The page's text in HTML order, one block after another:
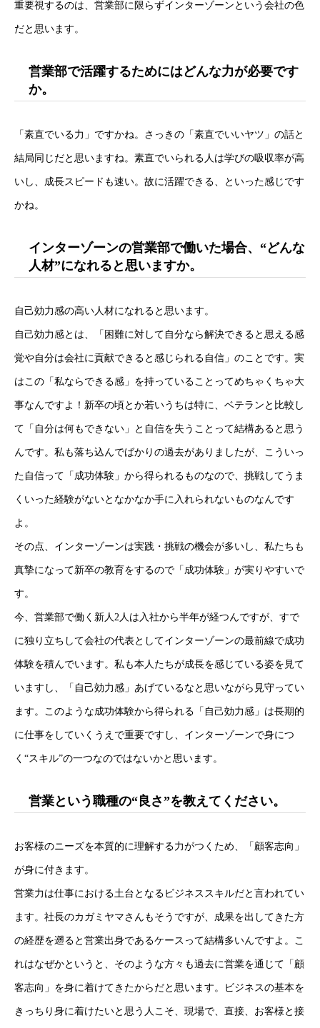
重要視するのは、営業部に限らずインターゾーンという会社の色
だと思います。
営業部で活躍するためにはどんな力が必要です
か。
「素直でいる力」ですかね。さっきの「素直でいいヤツ」の話と
結局同じだと思いますね。素直でいられる人は学びの吸収率が高
いし、成長スピードも速い。故に活躍できる、といった感じです
かね。
インターゾーンの営業部で働いた場合、“どんな
人材”になれると思いますか。
自己効力感の高い人材になれると思います。
自己効力感とは、「困難に対して自分なら解決できると思える感
覚や自分は会社に貢献できると感じられる自信」のことです。実
はこの「私ならできる感」を持っていることってめちゃくちゃ大
事なんですよ！新卒の頃とか若いうちは特に、ベテランと比較し
て「自分は何もできない」と自信を失うことって結構あると思う
んです。私も落ち込んでばかりの過去がありましたが、こういっ
た自信って「成功体験」から得られるものなので、挑戦してうま
くいった経験がないとなかなか手に入れられないものなんです
よ。
その点、インターゾーンは実践・挑戦の機会が多いし、私たちも
真摯になって新卒の教育をするので「成功体験」が実りやすいで
す。
今、営業部で働く新人2人は入社から半年が経つんですが、すで
に独り立ちして会社の代表としてインターゾーンの最前線で成功
体験を積んでいます。私も本人たちが成長を感じている姿を見て
いますし、「自己効力感」あげているなと思いながら見守ってい
ます。このような成功体験から得られる「自己効力感」は長期的
に仕事をしていくうえで重要ですし、インターゾーンで身につ
く“スキル”の一つなのではないかと思います。
営業という職種の“良さ”を教えてください。
お客様のニーズを本質的に理解する力がつくため、「顧客志向」
が身に付きます。
営業力は仕事における土台となるビジネススキルだと言われてい
ます。社長のカガミヤマさんもそうですが、成果を出してきた方
の経歴を遡ると営業出身であるケースって結構多いんですよ。こ
れはなぜかというと、そのような方々も過去に営業を通じて「顧
客志向」を身に着けてきたからだと思います。ビジネスの基本を
きっちり身に着けたいと思う人こそ、現場で、直接、お客様と接